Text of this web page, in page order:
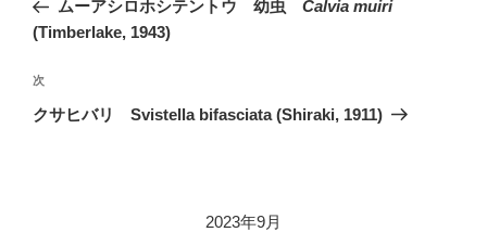
ナ
ゲ
ー
投
ムーアシロホシテントウ 幼虫 Calvia muiri
(Timberlake, 1943)
次
の
次
クサヒバリ Svistella bifasciata (Shiraki, 1911)
2023年9月